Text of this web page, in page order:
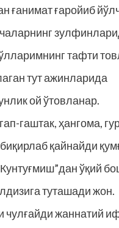
ғанимат ғаройиб
тафти
тут ажинларида
ой ўтовланар.
гаштак, ҳангома,
қайнайди
ўқий
туташади жон.
чулғайди жаннатий